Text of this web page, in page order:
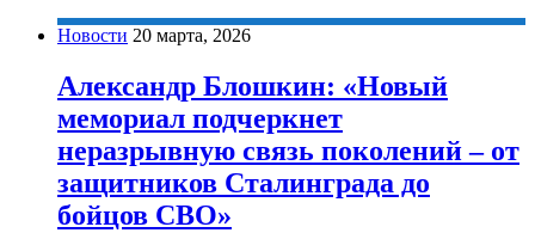
Новости 20 марта, 2026
Александр Блошкин: «Новый
мемориал подчеркнет
неразрывную связь поколений – от
защитников Сталинграда до
бойцов СВО»